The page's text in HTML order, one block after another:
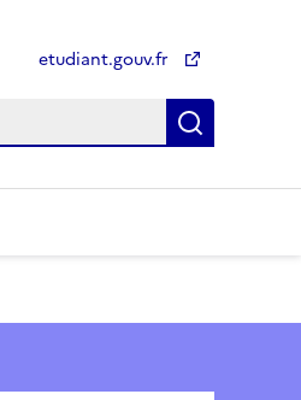
etudiant.gouv.fr